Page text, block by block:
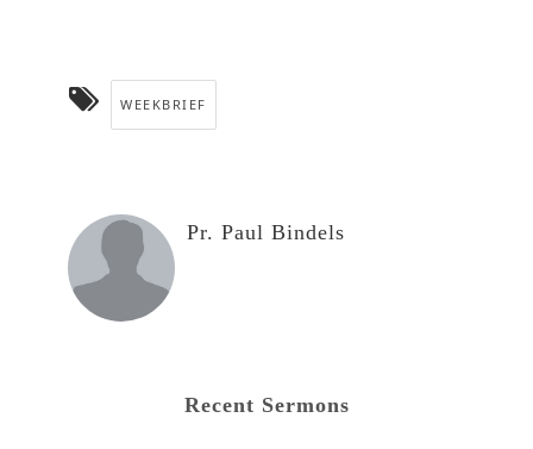
WEEKBRIEF
Pr. Paul Bindels
Recent Sermons